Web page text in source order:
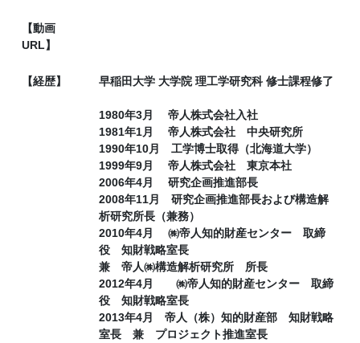
【動画
URL】
【経歴】 早稲田大学 大学院 理工学研究科 修士課程修了
1980年3月 帝人株式会社入社
1981年1月 帝人株式会社 中央研究所
1990年10月 工学博士取得（北海道大学）
1999年9月 帝人株式会社 東京本社
2006年4月 研究企画推進部長
2008年11月 研究企画推進部長および構造解
析研究所長（兼務）
2010年4月 ㈱帝人知的財産センター 取締
役 知財戦略室長
兼 帝人㈱構造解析研究所 所長
2012年4月 ㈱帝人知的財産センター 取締
役 知財戦略室長
2013年4月 帝人（株）知的財産部 知財戦略
室長 兼 プロジェクト推進室長